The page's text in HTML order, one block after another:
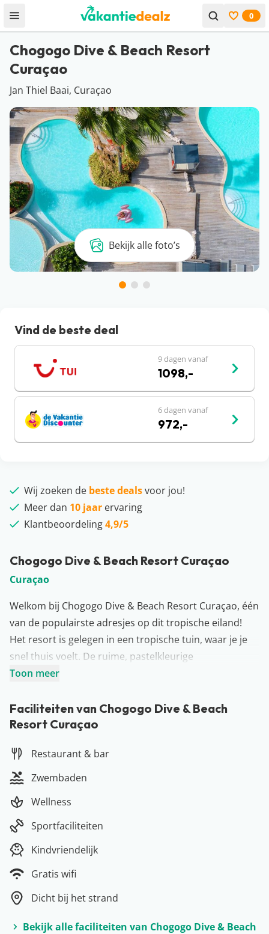
Open menu Bekijk
0
Chogogo Dive & Beach Resort
Curaçao
Jan Thiel Baai, Curaçao
Bekijk alle foto’s
Chogogo Dive & Beach Resort Curaçao
Curaçao
Welkom bij Chogogo Dive & Beach Resort Curaçao, één
van de populairste adresjes op dit tropische eiland!
Het resort is gelegen in een tropische tuin, waar je je
snel thuis voelt. De ruime, pastelkleurige
appartementen en bungalows brengen je gelijk in de
koel af bij het zwembad met een lekkere Awa di
Lamunchi. Met Jan Thiel om de hoek sta je zo op het
zich op slechts 5 minuten lopen bevinden. Alles voor
een topvakantie op Curaçao!
Met een koude awa di lamunchi genieten van zon, zee
en strand… Het kan allemaal op het tropische eiland
Curaçao. Het eiland heeft prachtige stranden zoals het
bekende Jan Thiel Strand, maar ook onze favoriet Playa
Porto Marie. Wil je alles ontdekken op Curaçao? Huur
dan een auto en je bent vrij om te gaan en staan waar
je wil. Door het warme klimaat is Curaçao ook een
fantastische bestemming voor in de winter. Lekker wat
Toon meer
Faciliteiten van Chogogo Dive & Beach
Resort Curaçao
Restaurant & bar
Zwembaden
Wellness
Sportfaciliteiten
Kindvriendelijk
Gratis wifi
Dicht bij het strand
Bekijk alle faciliteiten van Chogogo Dive & Beach
Vind de beste deal
9 dagen vanaf
1098,-
6 dagen vanaf
972,-
Wij zoeken de beste dealsvoor jou!
Meer dan 10 jaar ervaring
Klantbeoordeling4,9/5